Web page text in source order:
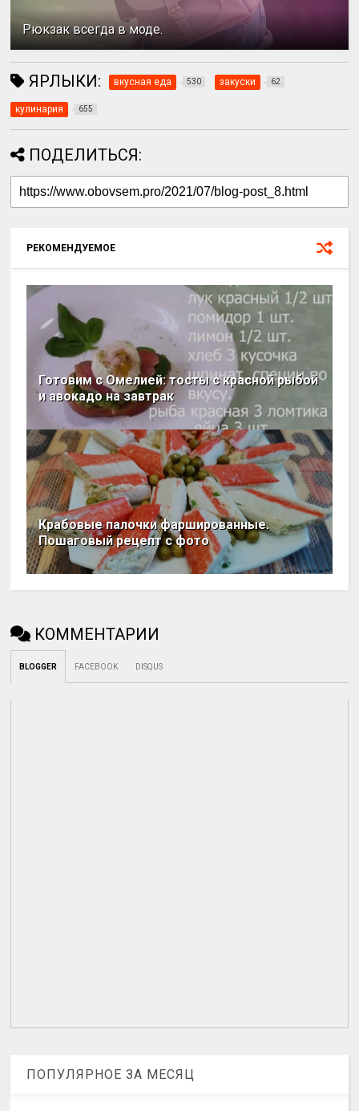
Рюкзак всегда в моде.
ЯРЛЫКИ: вкусная еда 530 закуски 62
кулинария 655
ПОДЕЛИТЬСЯ:
РЕКОМЕНДУЕМОЕ
Готовим с Омелией: тосты с красной рыбой
и авокадо на завтрак
Крабовые палочки фаршированные.
Пошаговый рецепт с фото
КОММЕНТАРИИ
BLOGGER FACEBOOK DISQUS
ПОПУЛЯРНОЕ ЗА МЕСЯЦ